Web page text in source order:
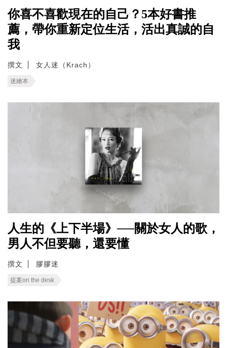
你喜不喜歡現在的自己？5本好書推
薦，帶你重新定位生活，活出真誠的自
我
撰文 女人迷（Krach）
迷繪本
人生的《上下半場》──關於女人的歌，
男人不但要聽，還要懂
撰文 膠膠迷
提案on the desk